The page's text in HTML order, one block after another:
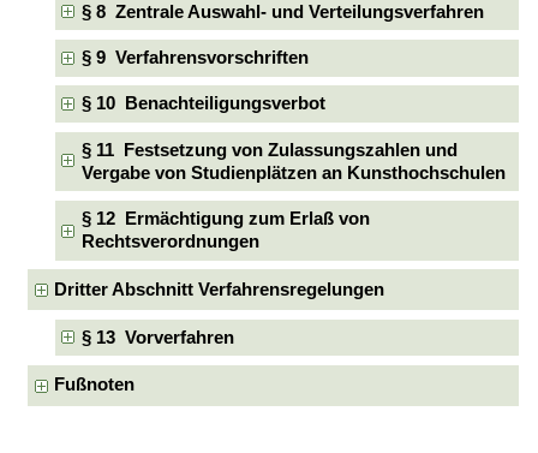
§ 8 Zentrale Auswahl- und Verteilungsverfahren
§ 9 Verfahrensvorschriften
§ 10 Benachteiligungsverbot
§ 11 Festsetzung von Zulassungszahlen und
Vergabe von Studienplätzen an Kunsthochschulen
§ 12 Ermächtigung zum Erlaß von
Rechtsverordnungen
Dritter Abschnitt Verfahrensregelungen
§ 13 Vorverfahren
Fußnoten